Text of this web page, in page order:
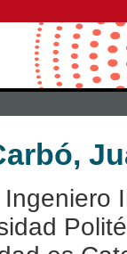
Ingeniero